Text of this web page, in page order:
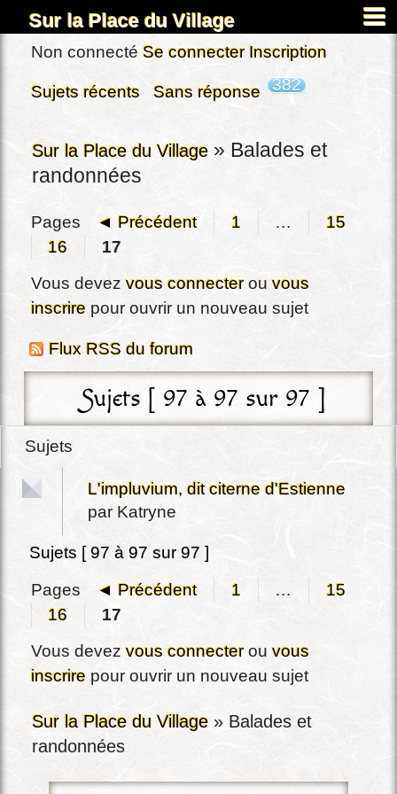
Sur la Place du Village
Accueil
À propos
Images&Docs
Chercher
Dardennes
Inscription
Connexion
Non connecté Se connecter Inscription
Sujets récents Sans réponse 382
Sur la Place du Village » Balades et
randonnées
Pages ◄ Précédent 1 …
15
16
17
Vous devezvous connecterouvous
inscrire pour ouvrir un nouveau sujet
Flux RSS du forum
Sujets [ 97 à 97 sur 97 ]
Sujets
L'impluvium, dit citerne d'Estienne
par Katryne
Sujets [ 97 à 97 sur 97 ]
Pages
◄ Précédent 1 …
15
16
17
Vous devezvous connecterouvous
inscrire pour ouvrir un nouveau sujet
Sur la Place du Village » Balades et
randonnées